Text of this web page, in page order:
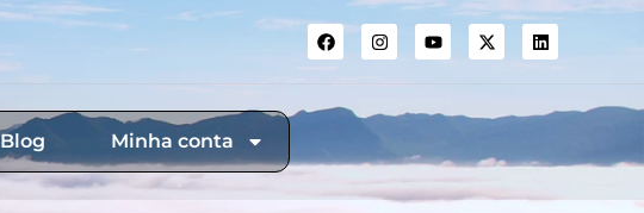
Blog Minha conta